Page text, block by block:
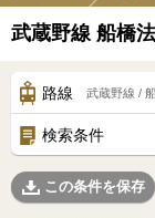
武蔵野線 船橋
路線 武蔵野線 /
検索条件
この条件を保存